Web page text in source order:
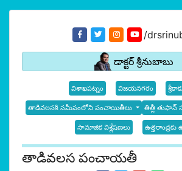
/
డాక్టర్ శ్రీనుబాబు
విశాఖపట్నం విజయనగరం
తాడివలసకి సమీపంలోని పంచాయితీలు తిత్లీ తుఫాన్
సామాజిక విశ్లేషణలు
తాడివలస పంచాయతీ